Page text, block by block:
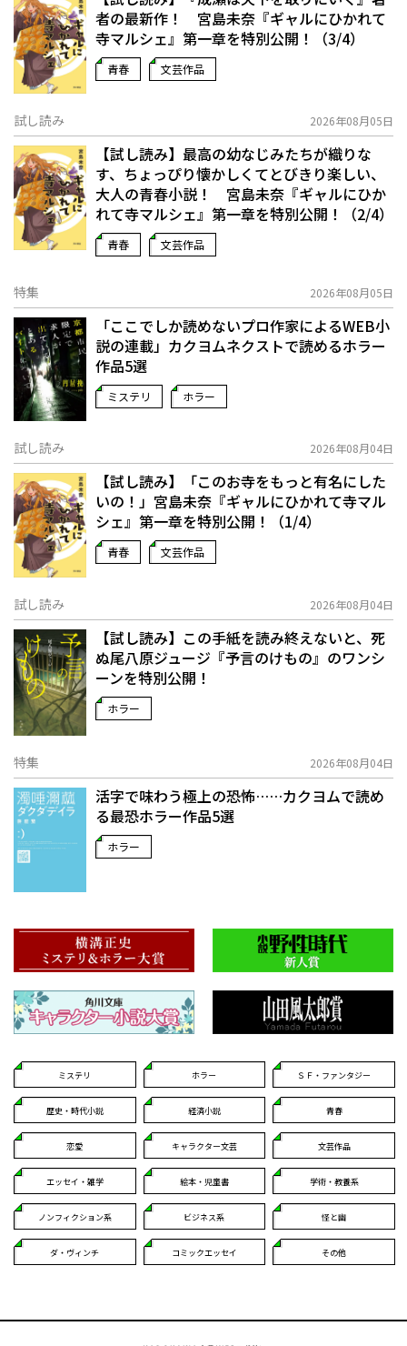
者の最新作！ 宮島未奈『ギャルにひかれて
寺マルシェ』第一章を特別公開！（3/4）
青春 文芸作品
試し読み 2026年08月05日
【試し読み】最高の幼なじみたちが織りな
す、ちょっぴり懐かしくてとびきり楽しい、
大人の青春小説！ 宮島未奈『ギャルにひか
れて寺マルシェ』第一章を特別公開！（2/4）
青春 文芸作品
特集 2026年08月05日
「ここでしか読めないプロ作家によるWEB小
説の連載」――カクヨムネクストで読めるホラー
作品5選
ミステリ ホラー
試し読み 2026年08月04日
【試し読み】「このお寺をもっと有名にした
いの！」宮島未奈『ギャルにひかれて寺マル
シェ』第一章を特別公開！（1/4）
青春 文芸作品
試し読み 2026年08月04日
【試し読み】この手紙を読み終えないと、死
ぬ――尾八原ジュージ『予言のけもの』のワンシ
ーンを特別公開！
ホラー
特集 2026年08月04日
活字で味わう極上の恐怖……カクヨムで読め
る最恐ホラー作品5選
ホラー
ミステリ ホラー ＳＦ・ファンタジー
歴史・時代小説 経済小説 青春
恋愛 キャラクター文芸 文芸作品
エッセイ・雑学 絵本・児童書 学術・教養系
ノンフィクション系 ビジネス系 怪と幽
ダ・ヴィンチ コミックエッセイ その他